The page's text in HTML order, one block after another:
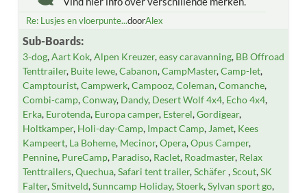
Re: Lusjes en vloerpunte...doorAlex
Sub-Boards
3-dog Aart Kok Alpen Kreuzer easy caravanning BB Offroad
Tenttrailer Buite lewe Cabanon CampMaster Camp-let
Camptourist Campwerk Campooz Coleman Comanche
Combi-camp Conway Dandy Desert Wolf 4x4 Echo 4x4
Erka Eurotenda Europa camper Esterel Gordigear
Holtkamper Holi-day-Camp Impact Camp Jamet Kees
Kampeert La Boheme Mecinor Opera Opus Camper
Pennine PureCamp Paradiso Raclet Roadmaster Relax
Tenttrailers Quechua Safari tent trailer Schäfer Scout SK
Falter Smitveld Sunncamp Holiday Stoerk Sylvan sport go